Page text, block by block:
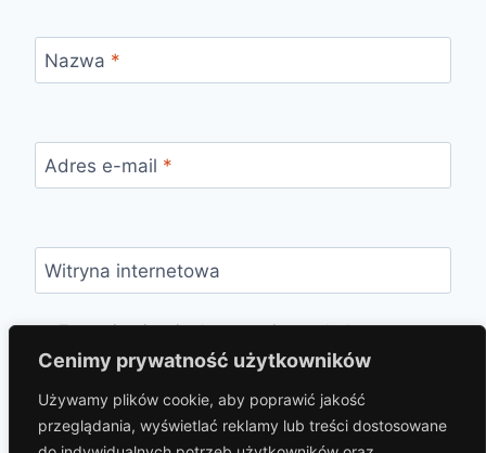
Cenimy prywatność użytkowników
Używamy plików cookie, aby poprawić jakość
przeglądania, wyświetlać reklamy lub treści dostosowane
Nazwa *
Adres e-mail *
Witryna internetowa
Zapamiętaj moje dane w tej przeglądarce
podczas pisania kolejnych komentarzy.